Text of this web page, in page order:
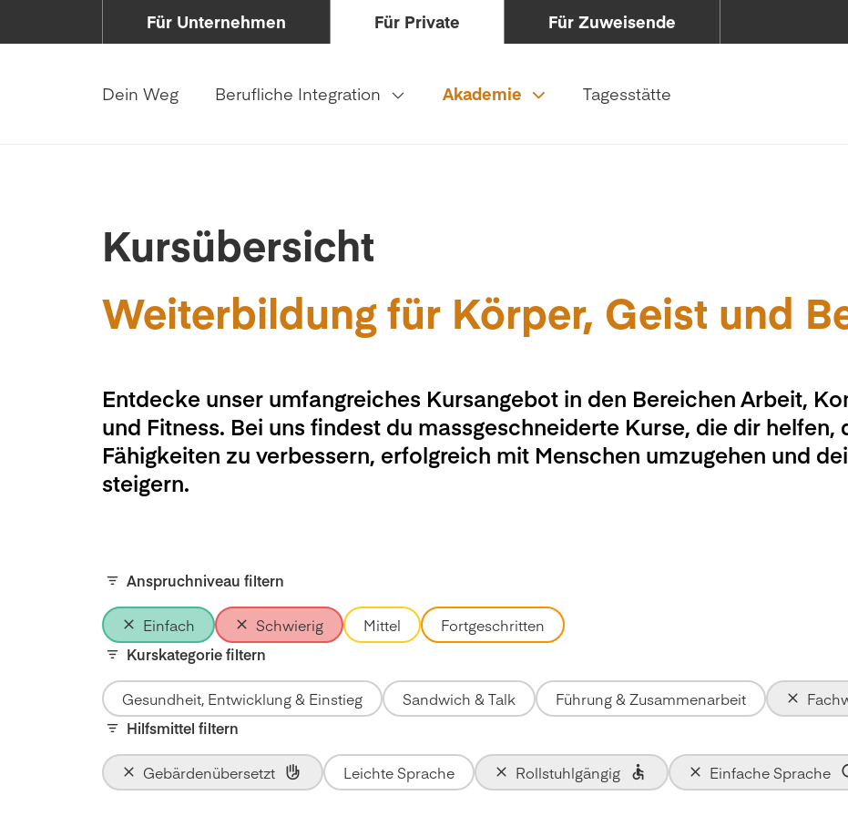
Für Unternehmen Für Private Für Zuweisende
Dein Weg Berufliche Integration Akademie Tagesstätte
Kursübersicht
Weiterbildung für Körper, Geist und
Entdecke unser umfangreiches Kursangebot in den Bereichen Arbeit,
und Fitness. Bei uns findest du massgeschneiderte Kurse, die dir helfen,
Fähigkeiten zu verbessern, erfolgreich mit Menschen umzugehen und
steigern.
Anspruchniveau filtern
Einfach Schwierig Mittel
Fortgeschritten
Kurskategorie filtern
Gesundheit, Entwicklung & Einstieg Sandwich & Talk Führung & Zusammenarbeit
Hilfsmittel filtern
Gebärdenübersetzt Leichte Sprache Rollstuhlgängig Einfache Sprache